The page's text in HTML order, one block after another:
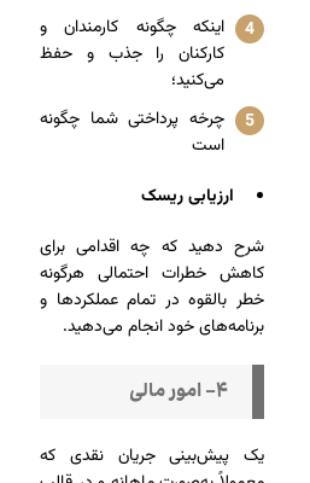
اینکه چگونه کارمندان و
کارکنان را جذب و حفظ
می‌کنید؛
چرخه پرداختی شما چگونه
است
ارزیابی ریسک
شرح دهید که چه اقدامی برای
کاهش خطرات احتمالی هر‌گونه
خطر بالقوه در تمام عملکردها و
برنامه‌های خود انجام می‌دهید.
۴- امور مالی
یک پیش‌بینی جریان نقدی که